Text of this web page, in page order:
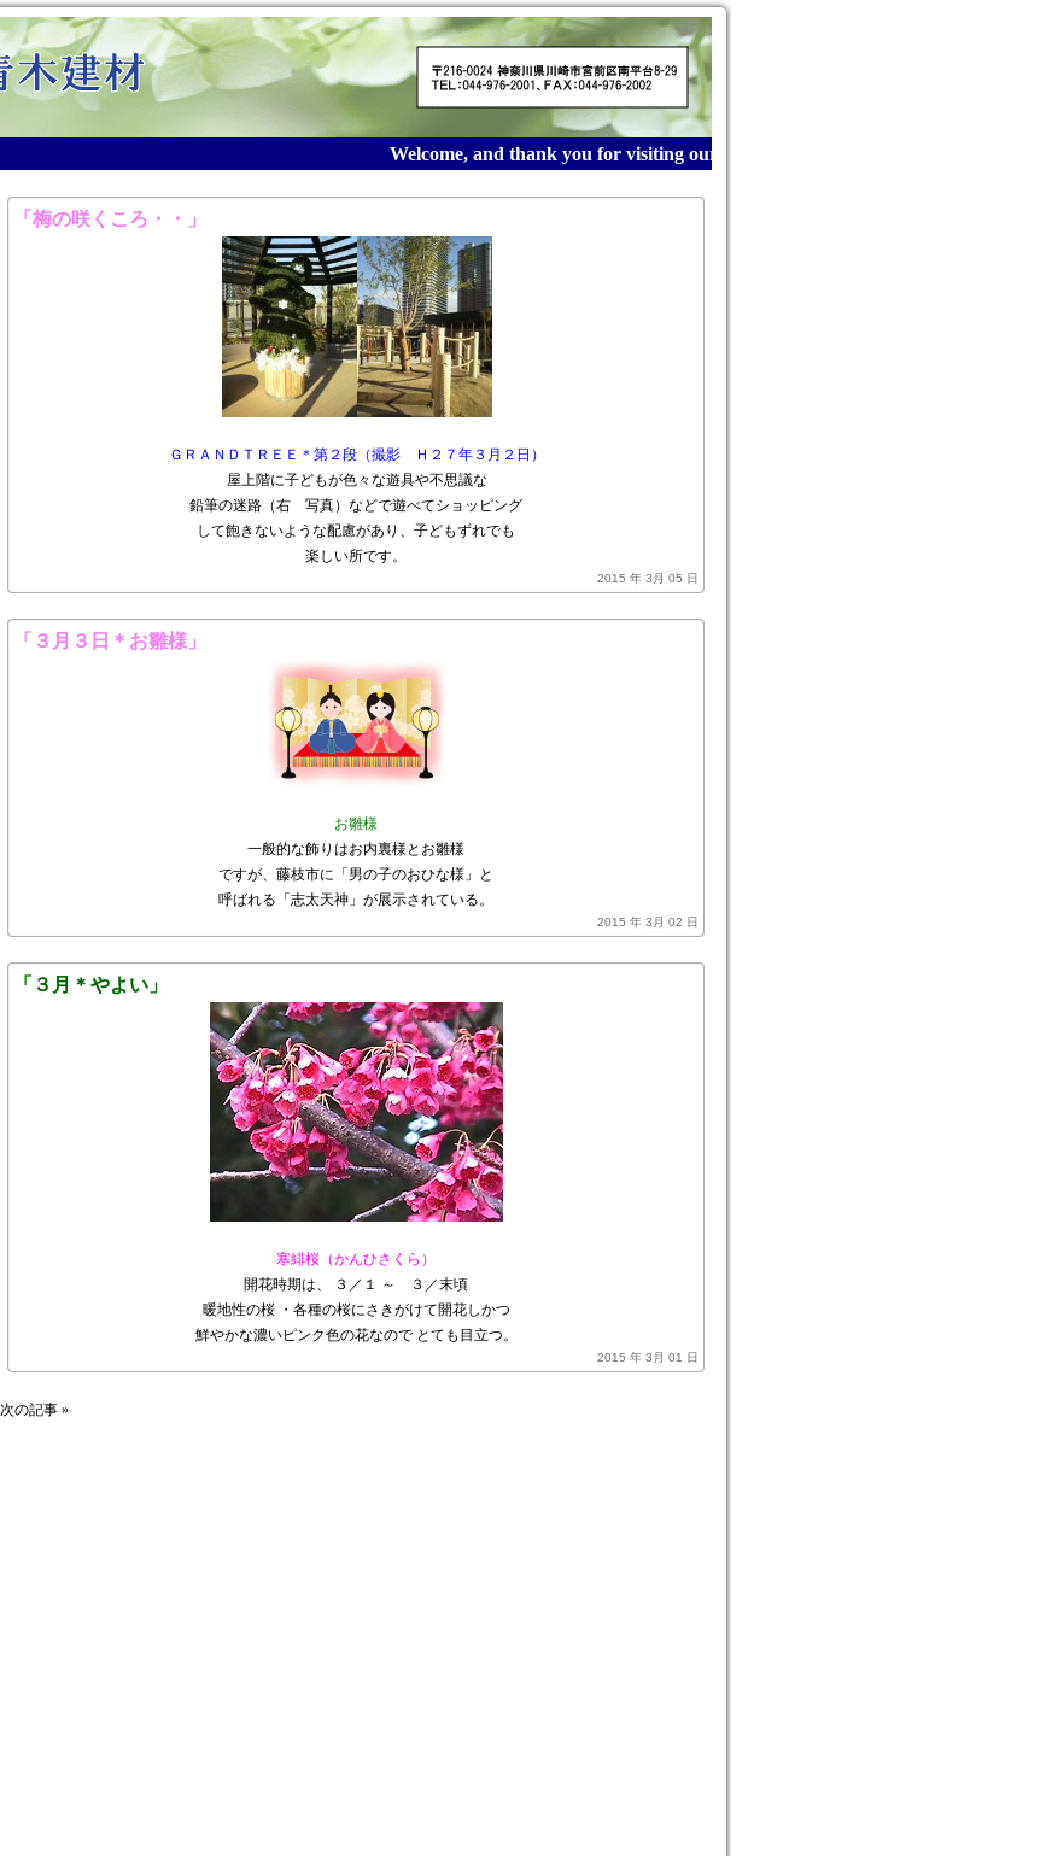
Welcome, and thank you for visiting our website! 産業廃棄物収集運搬は青木建材に
「梅の咲くころ・・」
ＧＲＡＮＤＴＲＥＥ ＊第２段（撮影　Ｈ２７年３月２日）
屋上階に子どもが色々な遊具や不思議な
鉛筆の迷路（右 写真）などで遊べてショッピング
して飽きないような配慮があり、子どもずれでも
楽しい所です。
2015 年 3月 05 日
「３月３日＊お雛様」
お雛様
一般的な飾りはお内裏様とお雛様
ですが、藤枝市に「男の子のおひな様」と
呼ばれる「志太天神」が展示されている。
2015 年 3月 02 日
「３月＊やよい」
寒緋桜（かんひさくら）
開花時期は、 ３／１ ～ ３／末頃
暖地性の桜 ・各種の桜にさきがけて開花しかつ
鮮やかな濃いピンク色の花なので とても目立つ。
2015 年 3月 01 日
次の記事 »